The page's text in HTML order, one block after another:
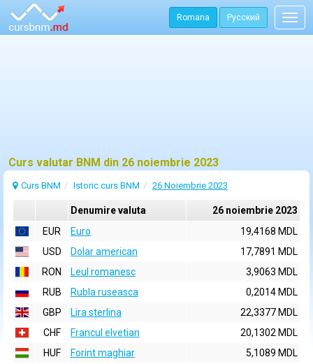
Romana Русский
Curs valutar BNM din 26 noiembrie 2023
Curs BNM Istoric curs BNM 26 Noiembrie 2023
Denumire valuta
26 noiembrie 2023
EUR
Euro
19,4168 MDL
USD
Dolar american
17,7891 MDL
RON
Leul romanesc
3,9063 MDL
RUB
Rubla ruseasca
0,2014 MDL
GBP
Lira sterlina
22,3377 MDL
CHF
Francul elvetian
20,1302 MDL
HUF
Forint maghiar
5,1089 MDL